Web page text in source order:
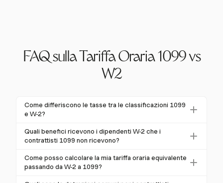
FAQ sulla Tariffa Oraria 1099 vs
W2
Come differiscono le tasse tra le classificazioni 1099
e W-2?
I dipendenti W-2 pagano il 7,65% dei loro salari per le
tasse FICA, mentre i contrattisti 1099 pagano l'intera
sia le parti del dipendente che del datore di lavoro
delle tasse sulla Previdenza Sociale e Medicare,
Quali benefici ricevono i dipendenti W-2 che i
contrattisti 1099 non ricevono?
I dipendenti W-2 ricevono tipicamente benefici come
l'assicurazione sanitaria, il matching del 401(k), le ferie
Come posso calcolare la mia tariffa oraria equivalente
passando da W-2 a 1099?
Per calcolare una tariffa equivalente 1099, adegua la